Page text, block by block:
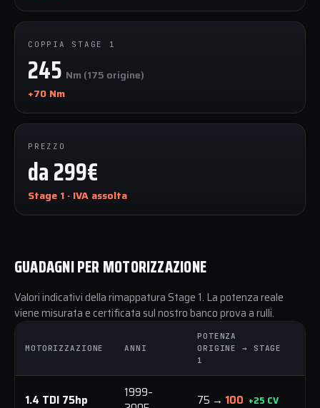
COPPIA STAGE 1
245 Nm (175 origine)
+70 Nm
PREZZO
da 299€
Stage 1 · IVA assolta
GUADAGNI PER MOTORIZZAZIONE
Valori indicativi della rimappatura Stage 1. La potenza reale
viene misurata e certificata sul nostro banco prova a rulli.
MOTORIZZAZIONE ANNI
POTENZA
ORIGINE → STAGE
1
1.4 TDI 75hp
1999–
75 → 100 +25 CV